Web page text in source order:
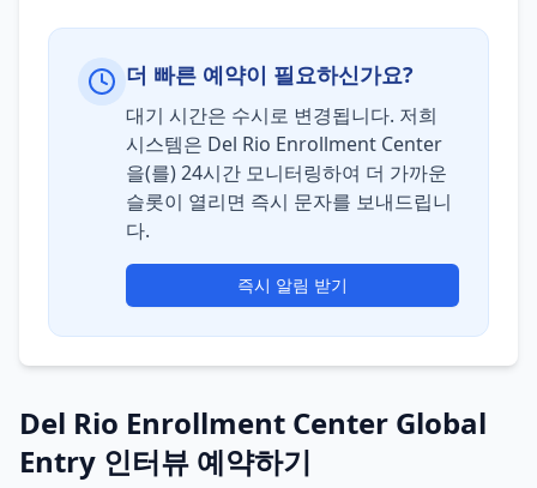
더 빠른 예약이 필요하신가요?
대기 시간은 수시로 변경됩니다. 저희
시스템은 Del Rio Enrollment Center
을(를) 24시간 모니터링하여 더 가까운
슬롯이 열리면 즉시 문자를 보내드립니
다.
즉시 알림 받기
Del Rio Enrollment Center Global
Entry 인터뷰 예약하기